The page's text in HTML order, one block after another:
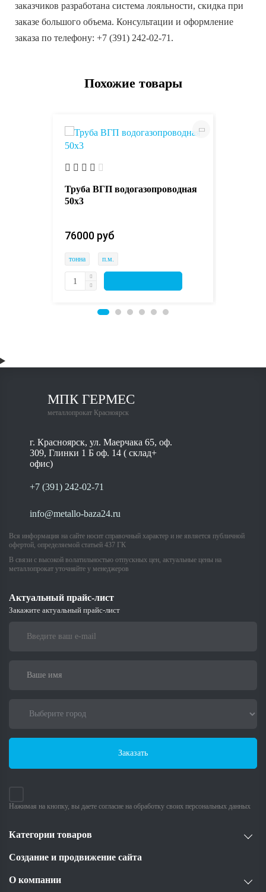
заказчиков разработана система лояльности, скидка при
заказе большого объема. Консультации и оформление
заказа по телефону: +7 (391) 242-02-71.
Похожие товары
Труба ВГП водогазопроводная
50х3
76000 руб
тонна п.м.
МПК ГЕРМЕС
металлопрокат Красноярск
г. Красноярск, ул. Маерчака 65, оф.
309, Глинки 1 Б оф. 14 ( склад+
офис)
+7 (391) 242-02-71
info@metallo-baza24.ru
Вся информация на сайте носит справочный характер и не является публичной
офертой, определяемой статьей 437 ГК
В связи с высокой волатильностью отпускных цен, актуальные цены на
металлопрокат уточняйте у менеджеров
Актуальный прайс-лист
Закажите актуальный прайс-лист
Заказать
Нажимая на кнопку, вы даете согласие на обработку своих персональных данных
Категории товаров
Создание и продвижение сайта
О компании